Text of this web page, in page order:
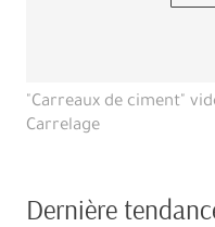
"Carreaux de ciment"
Carrelage
Dernière